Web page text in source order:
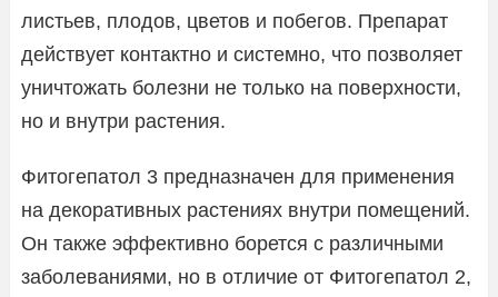
листьев, плодов, цветов и побегов. Препарат
действует контактно и системно, что позволяет
уничтожать болезни не только на поверхности,
но и внутри растения.
Фитогепатол 3 предназначен для применения
на декоративных растениях внутри помещений.
Он также эффективно борется с различными
заболеваниями, но в отличие от Фитогепатол 2,